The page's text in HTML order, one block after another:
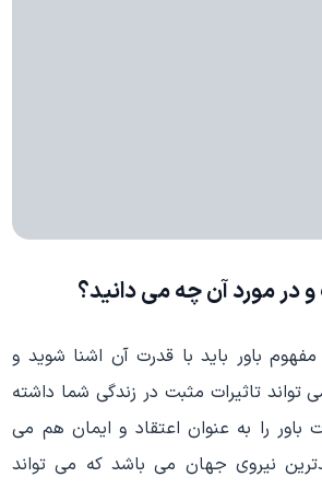
در مورد آن چه می دانید؟
مفهوم باور باید با قدرت آن اشنا شوید و
تواند تاثیرات مثبت در زندگی شما داشته
باور را به عنوان اعتقاد و ایمان هم می
نیروی جهان می باشد که می تواند